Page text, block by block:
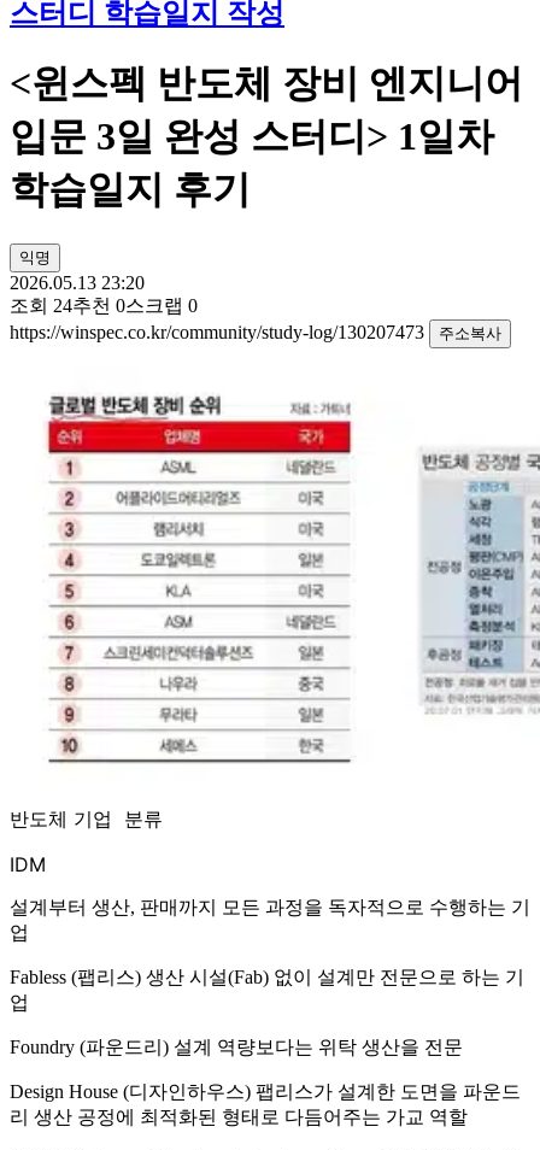
스터디 학습일지 작성
<윈스펙 반도체 장비 엔지니어
입문 3일 완성 스터디> 1일차
학습일지 후기
익명
2026.05.13 23:20
조회 24추천 0스크랩 0
https://winspec.co.kr/community/study-log/130207473
주소복사
반도체 기업 분류
IDM
설계부터 생산, 판매까지 모든 과정을 독자적으로 수행하는 기
업
Fabless (팹리스) 생산 시설(Fab) 없이 설계만 전문으로 하는 기
업
Foundry (파운드리) 설계 역량보다는 위탁 생산을 전문
Design House (디자인하우스) 팹리스가 설계한 도면을 파운드
리 생산 공정에 최적화된 형태로 다듬어주는 가교 역할